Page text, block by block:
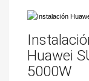
Huawei
5000W